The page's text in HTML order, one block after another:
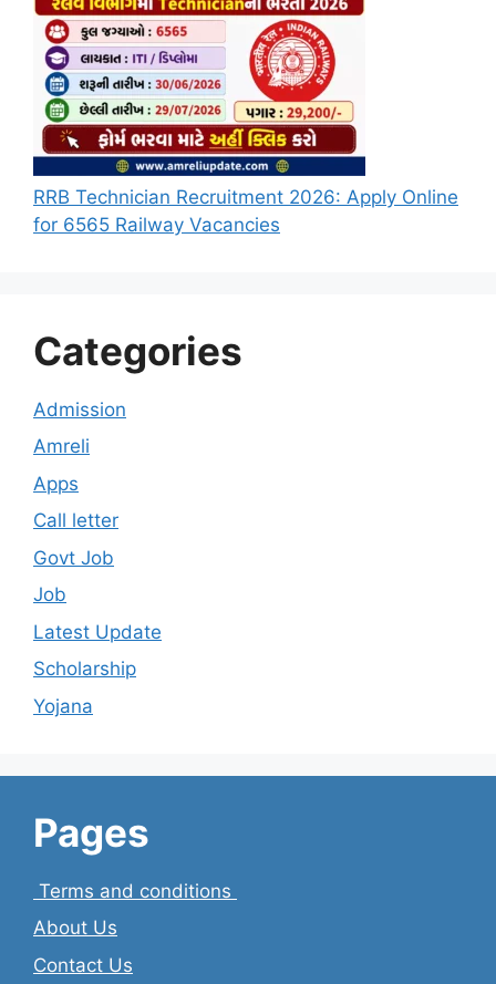
RRB Technician Recruitment 2026: Apply Online
for 6565 Railway Vacancies
Categories
Admission
Amreli
Apps
Call letter
Govt Job
Job
Latest Update
Scholarship
Yojana
Pages
Terms and conditions
About Us
Contact Us